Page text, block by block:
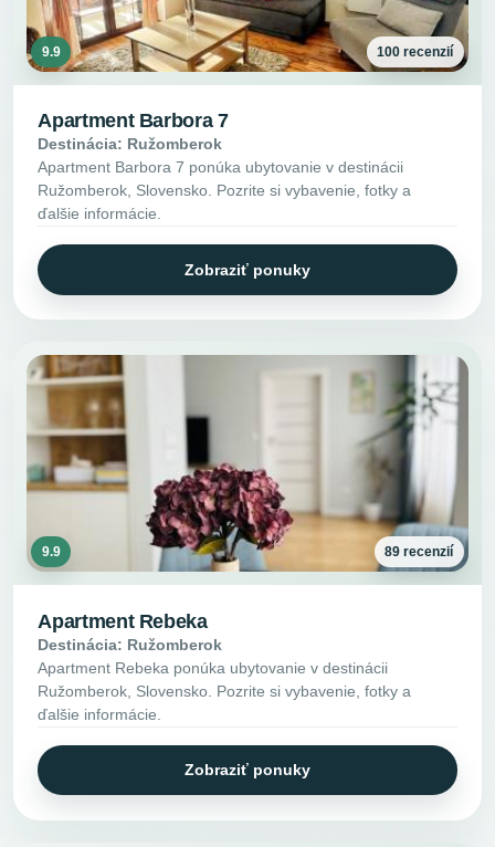
9.9 100 recenzií
Apartment Barbora 7
Destinácia: Ružomberok
Apartment Barbora 7 ponúka ubytovanie v destinácii
Ružomberok, Slovensko. Pozrite si vybavenie, fotky a
ďalšie informácie.
Zobraziť ponuky
9.9 89 recenzií
Apartment Rebeka
Destinácia: Ružomberok
Apartment Rebeka ponúka ubytovanie v destinácii
Ružomberok, Slovensko. Pozrite si vybavenie, fotky a
ďalšie informácie.
Zobraziť ponuky